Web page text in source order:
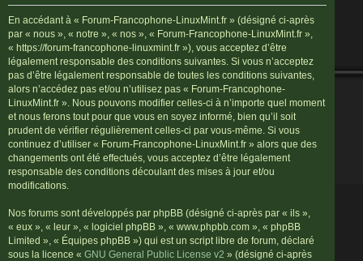
En accédant à « Forum-Francophone-LinuxMint.fr » (désigné ci-après
par « nous », « notre », « nos », « Forum-Francophone-LinuxMint.fr »,
« https://forum-francophone-linuxmint.fr »), vous acceptez d’être
légalement responsable des conditions suivantes. Si vous n’acceptez
pas d’être légalement responsable de toutes les conditions suivantes,
alors n’accédez pas et/ou n’utilisez pas « Forum-Francophone-
LinuxMint.fr ». Nous pouvons modifier celles-ci à n’importe quel moment
et nous ferons tout pour que vous en soyez informé, bien qu’il soit
prudent de vérifier régulièrement celles-ci par vous-même. Si vous
continuez d’utiliser « Forum-Francophone-LinuxMint.fr » alors que des
changements ont été effectués, vous acceptez d’être légalement
responsable des conditions découlant des mises à jour et/ou
modifications.
Nos forums sont développés par phpBB (désigné ci-après par « ils »,
« eux », « leur », « logiciel phpBB », « www.phpbb.com », « phpBB
Limited », « Équipes phpBB ») qui est un script libre de forum, déclaré
sous la licence « GNU General Public License v2 » (désigné ci-après